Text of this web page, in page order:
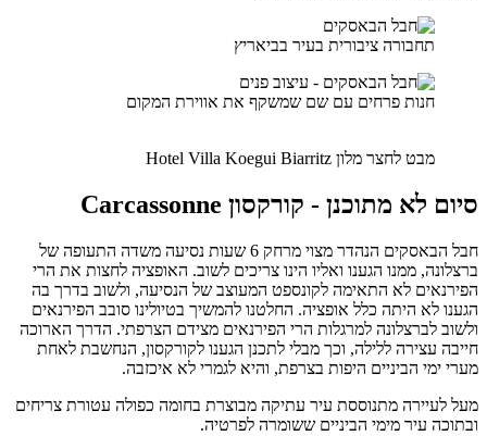
תחבורה ציבורית בעיר בביאריץ
חנות פרחים עם שם שמשקף את אווירת המקום
מבט לחצר מלון Hotel Villa Koegui Biarritz
סיום לא מתוכנן - קורקסון Carcassonne
חבל הבאסקים הנהדר מצוי מרחק 6 שעות נסיעה משדה התעופה של
ברצלונה, ממנו הגענו ואליו הינו צריכים לשוב. האופציה לחצות את הרי
הפירנאים לא התאימה לקונספט המעוצב של הנסיעה, ולשוב בדרך בה
הגענו לא היתה כלל אופציה. החלטנו להמשיך בטיולינו סובב הפירנאים
ולשוב לברצלונה למרגלות הרי הפירנאים מצידם הצרפתי. הדרך הארוכה
חייבה עצירה ללילה, וכך מבלי לתכנן הגענו לקורקסון, הנחשבת לאחת
מערי ימי הביניים היפות בצרפת, והיא לגמרי לא איכזבה.
מעל לעיירה מתנוססת עיר עתיקה מבוצרת בחומה כפולה עטורת צריחים
ובתוכה עיר מימי הביניים ששומרה לפרטיה.